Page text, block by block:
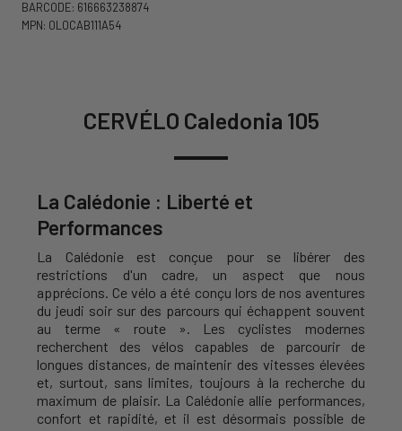
BARCODE: 616663238874
MPN: 0L0CAB111A54
CERVÉLO Caledonia 105
La Calédonie : Liberté et
Performances
La Calédonie est conçue pour se libérer des
restrictions d'un cadre, un aspect que nous
apprécions. Ce vélo a été conçu lors de nos aventures
du jeudi soir sur des parcours qui échappent souvent
au terme « route ». Les cyclistes modernes
recherchent des vélos capables de parcourir de
longues distances, de maintenir des vitesses élevées
et, surtout, sans limites, toujours à la recherche du
maximum de plaisir. La Calédonie allie performances,
confort et rapidité, et il est désormais possible de